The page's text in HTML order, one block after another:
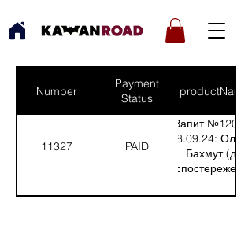
Number
Payment
Status
productNames
11327 PAID
Запит №1205
18.09.24:
Бахмут (для
спостереження)
1)